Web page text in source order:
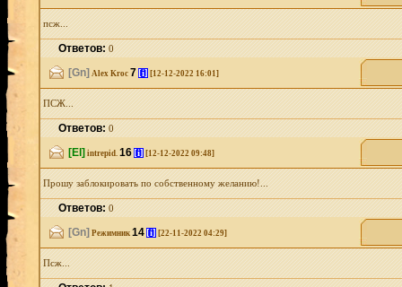
псж...
Ответов:0
[Gn] Alex Kroc 7 [i] [12-12-2022 16:01]
ПСЖ...
Ответов:0
[El] intrepid. 16 [i] [12-12-2022 09:48]
Прошу заблокировать по собственному желанию!...
Ответов:0
[Gn] Режимник 14 [i] [22-11-2022 04:29]
Псж...